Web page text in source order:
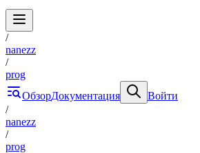
/
nanezz
/
prog
ОбзорДокументация
Войти
/
nanezz
/
prog